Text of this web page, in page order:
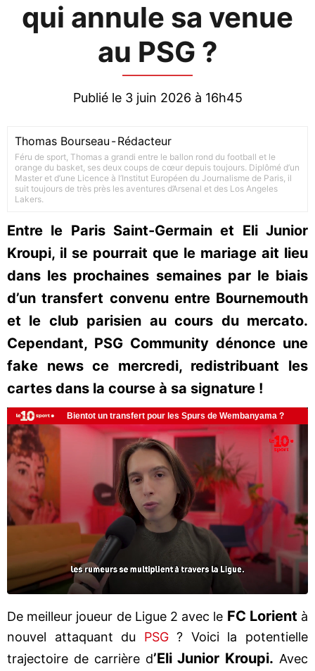
qui annule sa venue
au PSG ?
Publié le 3 juin 2026 à 16h45
Thomas Bourseau -Rédacteur
Féru de sport, Thomas a grandi entre le ballon rond du football et le
orange du basket, ses deux coups de cœur depuis toujours. Diplômé d’un
Master et d’une Licence à l’Institut Européen du Journalisme de Paris, il
suit toujours de très près les aventures d’Arsenal et des Los Angeles
Lakers.
Entre le Paris Saint-Germain et Eli Junior
Kroupi, il se pourrait que le mariage ait lieu
dans les prochaines semaines par le biais
d’un transfert convenu entre Bournemouth
et le club parisien au cours du mercato.
Cependant, PSG Community dénonce une
fake news ce mercredi, redistribuant les
cartes dans la course à sa signature !
De meilleur joueur de Ligue 2 avec le FC Lorient à
nouvel attaquant du PSG? Voici la potentielle
trajectoire de carrière d’Eli Junior Kroupi. Avec